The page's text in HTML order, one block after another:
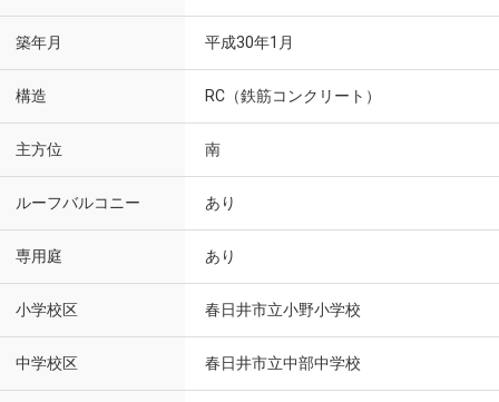
築年月 平成30年1月
構造 RC（鉄筋コンクリート）
主方位 南
ルーフバルコニー あり
専用庭 あり
小学校区 春日井市立小野小学校
中学校区 春日井市立中部中学校